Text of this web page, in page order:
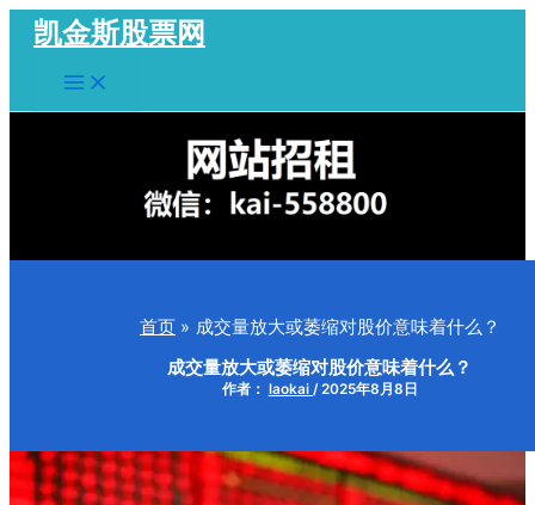
容
凯金斯股票网
Main
Menu
首页 成交量放大或萎缩对股价意味着什么？
成交量放大或萎缩对股价意味着什么？
作者： laokai /2025年8月8日